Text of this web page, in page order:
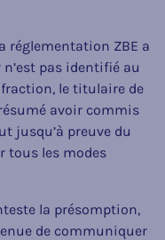
réglementation ZBE a
pas identifié au
le titulaire de
avoir commis
jusqu’à preuve du
tous les modes
la présomption,
de communiquer